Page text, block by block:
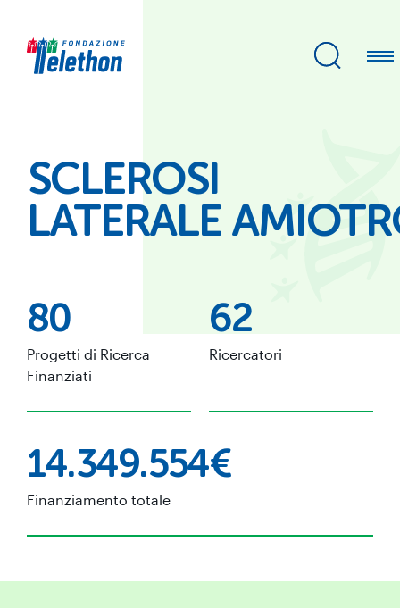
SCLEROSI
LATERALE
80
Progetti di Ricerca
Finanziati
62
Ricercatori
14.349.554€
Finanziamento totale